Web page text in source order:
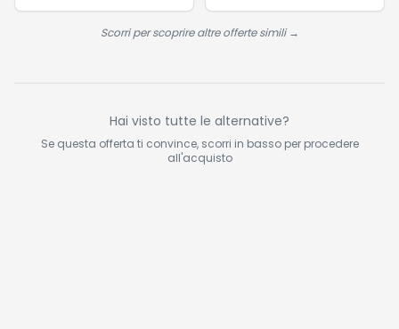
Cancellazione
Attiva del Rumore –
Scorri per scoprire altre offerte simili →
Hai visto tutte le alternative?
Se questa offerta ti convince, scorri in basso per procedere
all'acquisto